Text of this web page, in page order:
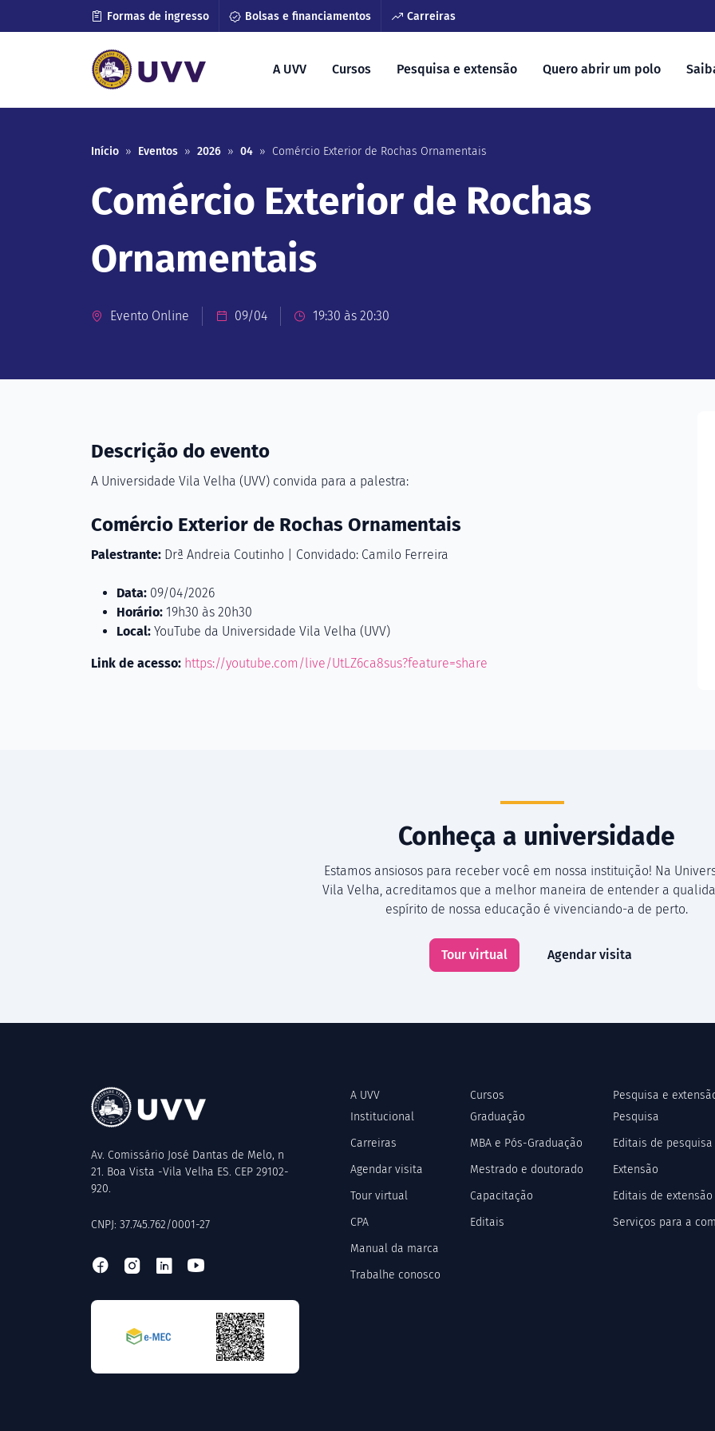
Formas de ingresso Bolsas e financiamentos Carreiras
A UVV Cursos Pesquisa e extensão Quero abrir um polo
Início » Eventos » 2026 » 04 » Comércio Exterior de Rochas Ornamentais
Comércio Exterior de Rochas
Ornamentais
Evento Online 09/04 19:30 às 20:30
Descrição do evento
A Universidade Vila Velha (UVV) convida para a palestra:
Comércio Exterior de Rochas Ornamentais
Palestrante: Drª Andreia Coutinho | Convidado: Camilo Ferreira
Data: 09/04/2026
Horário: 19h30 às 20h30
Local: YouTube da Universidade Vila Velha (UVV)
Link de acesso: https://youtube.com/live/UtLZ6ca8sus?feature=share
Conheça a universidade
Estamos ansiosos para receber você em nossa instituição! Na
Vila Velha, acreditamos que a melhor maneira de entender a
espírito de nossa educação é vivenciando-a de perto.
Tour virtual Agendar visita
Av. Comissário José Dantas de Melo, n
21. Boa Vista -Vila Velha ES. CEP 29102-
920.
CNPJ: 37.745.762/0001-27
A UVV
Institucional
Carreiras
Agendar visita
Tour virtual
CPA
Manual da marca
Trabalhe conosco
Cursos
Graduação
MBA e Pós-Graduação
Mestrado e doutorado
Capacitação
Editais
Pesquisa e
Pesquisa
Editais de pesquisa
Extensão
Editais de extensão
Serviços para a